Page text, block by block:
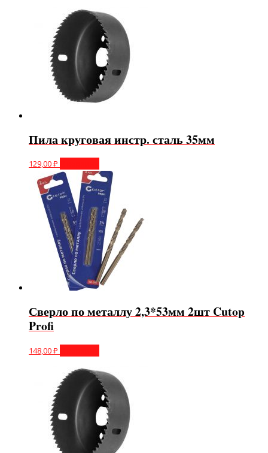
Пила круговая инстр. сталь 35мм
129,00₽
Сверло по металлу 2,3*53мм 2шт Cutop
Profi
148,00₽